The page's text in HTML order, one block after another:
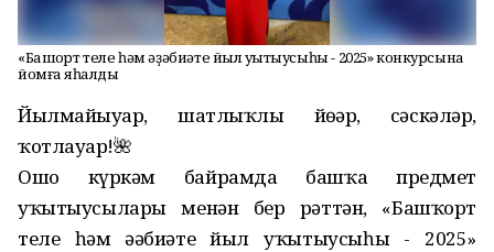
«Башҡорт теле һәм әҙәбиәте йыл уҡытыусыһы - 2025» конкурсына
йомғаҡ яһалды
Йылмайыуҙар, шатлыҡлы йөҙҙәр, сәскәләр,
ҡотлауҙар!🌺
Ошо күркәм байрамда башҡа предмет
уҡытыусылары менән бер рәттән, «Башҡорт
теле һәм әҙәбиәте йыл уҡытыусыһы - 2025»